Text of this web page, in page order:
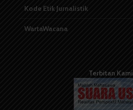
Kode Etik Jurnalistik
WartaWacana
Terbitan Kami